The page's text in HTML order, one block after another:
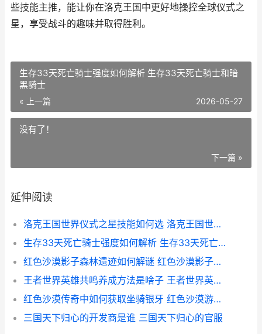
些技能主推，能让你在洛克王国中更好地操控全球仪式之
星，享受战斗的趣味并取得胜利。
生存33天死亡骑士强度如何解析 生存33天死亡骑士和暗
黑骑士
« 上一篇 2026-05-27
没有了！
下一篇 »
延伸阅读
洛克王国世界仪式之星技能如何选 洛克王国世界仪使者怎么进化
生存33天死亡骑士强度如何解析 生存33天死亡骑士和暗黑骑士
红色沙漠影子森林遗迹如何解谜 红色沙漠影子森林围棋
王者世界英雄共鸣养成方法是啥子 王者世界英雄共多少个
红色沙漠传奇中如何获取坐骑银牙 红色沙漠游戏视频
三国天下归心的开发商是谁 三国天下归心的官服